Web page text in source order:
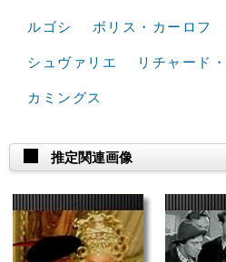
ルゴシ ボリス・カーロフ
シュヴァリエ リチャード
カミングス
推定関連画像